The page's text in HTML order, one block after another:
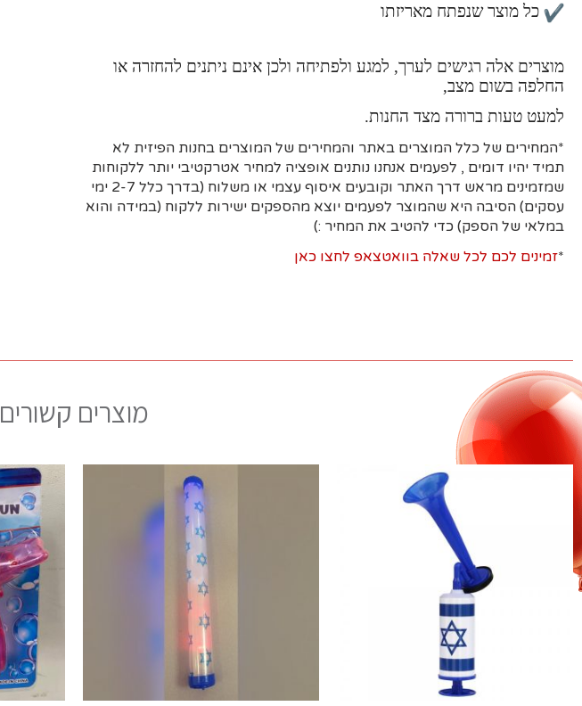
כל מוצר שנפתח מאריזתו
מוצרים אלה רגישים לערך, למגע ולפתיחה ולכן אינם ניתנים להחזרה או
החלפה בשום מצב,
למעט טעות ברורה מצד החנות.
*המחירים של כלל המוצרים באתר והמחירים של המוצרים בחנות הפיזית לא
תמיד יהיו דומים , לפעמים אנחנו נותנים אופציה למחיר אטרקטיבי יותר ללקוחות
שמזמינים מראש דרך האתר וקובעים איסוף עצמי או משלוח (בדרך כלל 2-7 ימי
עסקים) הסיבה היא שהמוצר לפעמים יוצא מהספקים ישירות ללקוח (במידה והוא
במלאי של הספק) כדי להטיב את המחיר :)
*זמינים לכם לכל שאלה בוואטצאפ לחצו כאן
מוצרים קשורים